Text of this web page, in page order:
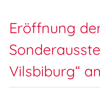
Eröffnung
Vilsbiburg“